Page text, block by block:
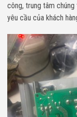
công, trung tâm
yêu cầu của khách